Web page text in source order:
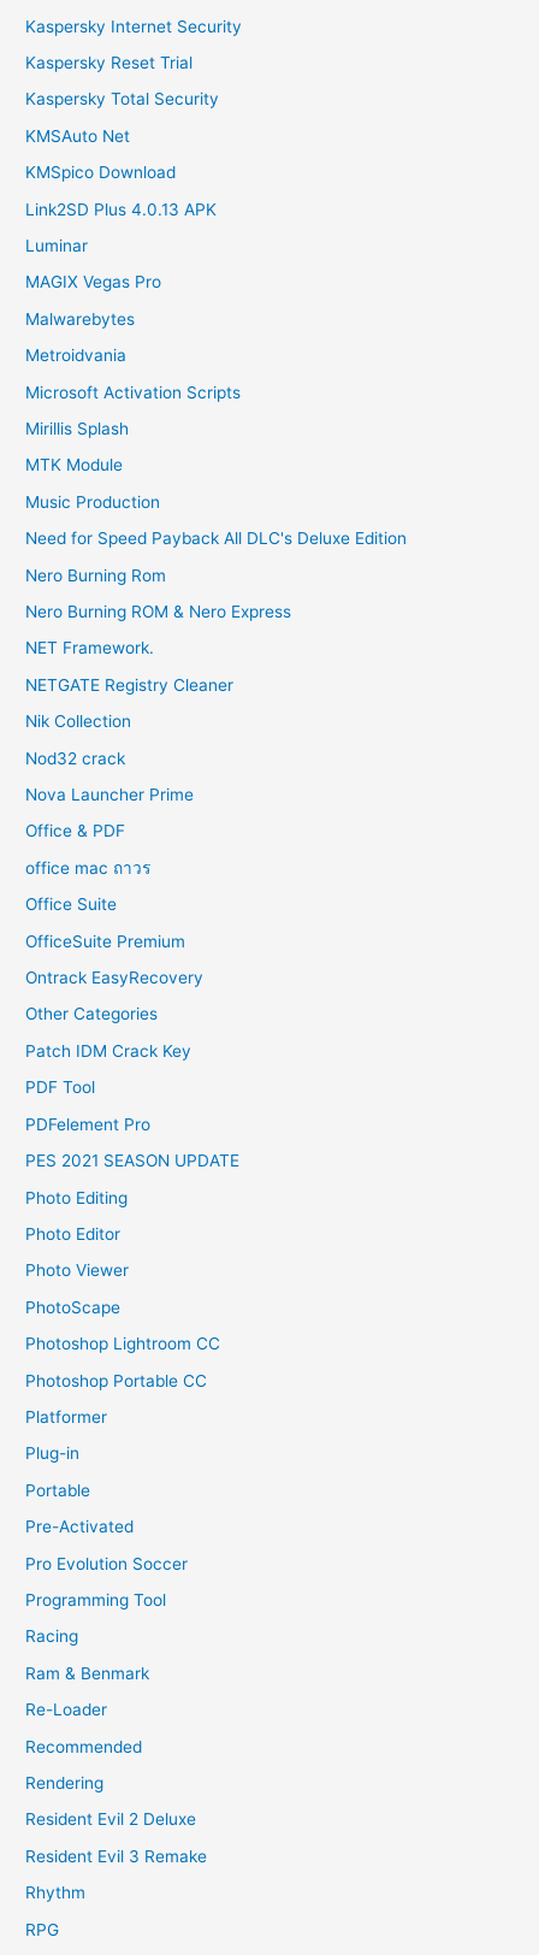
Kaspersky Internet Security
Kaspersky Reset Trial
Kaspersky Total Security
KMSAuto Net
KMSpico Download
Link2SD Plus 4.0.13 APK
Luminar
MAGIX Vegas Pro
Malwarebytes
Metroidvania
Microsoft Activation Scripts
Mirillis Splash
MTK Module
Music Production
Need for Speed Payback All DLC's Deluxe Edition
Nero Burning Rom
Nero Burning ROM & Nero Express
NET Framework.
NETGATE Registry Cleaner
Nik Collection
Nod32 crack
Nova Launcher Prime
Office & PDF
office mac ถาวร
Office Suite
OfficeSuite Premium
Ontrack EasyRecovery
Other Categories
Patch IDM Crack Key
PDF Tool
PDFelement Pro
PES 2021 SEASON UPDATE
Photo Editing
Photo Editor
Photo Viewer
PhotoScape
Photoshop Lightroom CC
Photoshop Portable CC
Platformer
Plug-in
Portable
Pre-Activated
Pro Evolution Soccer
Programming Tool
Racing
Ram & Benmark
Re-Loader
Recommended
Rendering
Resident Evil 2 Deluxe
Resident Evil 3 Remake
Rhythm
RPG